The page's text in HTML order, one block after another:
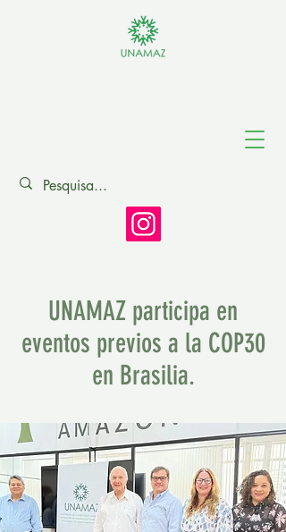
UNAMAZ participa en
eventos previos a la COP30
en Brasilia.